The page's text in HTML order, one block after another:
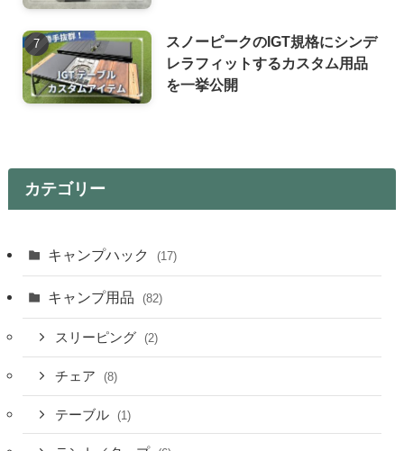
スノーピークのIGT規格にシンデ
レラフィットするカスタム用品
を一挙公開
カテゴリー
キャンプハック (17)
キャンプ用品 (82)
スリーピング (2)
チェア (8)
テーブル (1)